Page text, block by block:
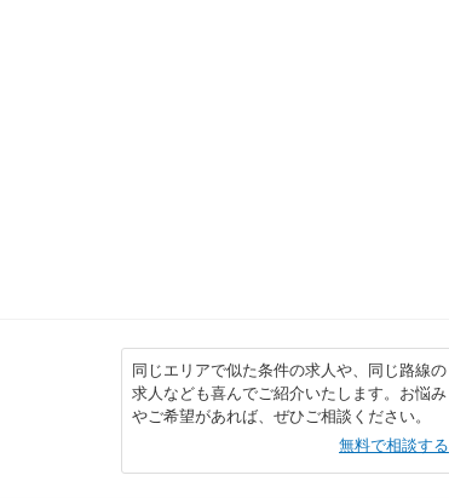
同じエリアで似た条件の求人や、同じ路線の
求人なども喜んでご紹介いたします。お悩み
やご希望があれば、ぜひご相談ください。
無料で相談する